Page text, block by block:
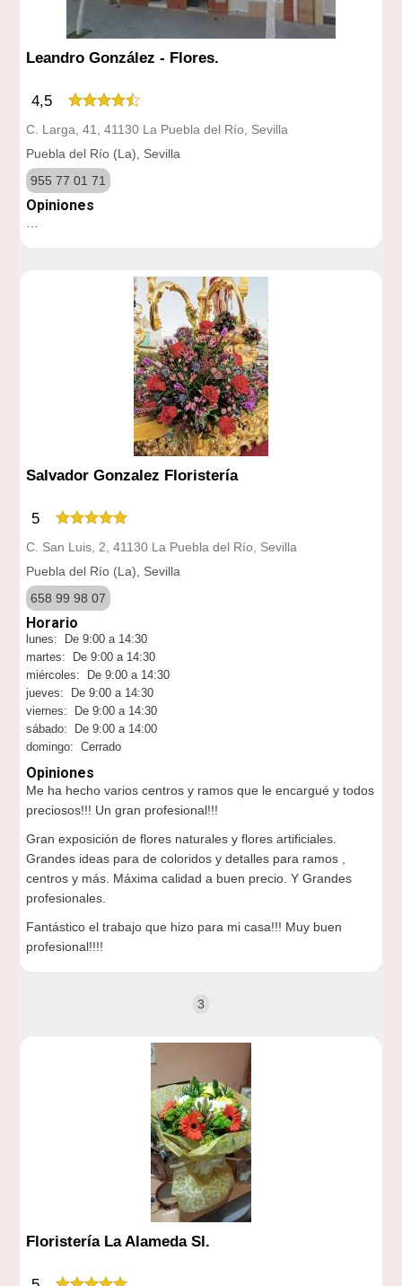
Leandro González - Flores.
4,5
C. Larga, 41, 41130 La Puebla del Río, Sevilla
Puebla del Río (La), Sevilla
955 77 01 71
Opiniones
Salvador Gonzalez Floristería
5
C. San Luis, 2, 41130 La Puebla del Río, Sevilla
Puebla del Río (La), Sevilla
658 99 98 07
Horario
lunes: De 9:00 a 14:30
martes: De 9:00 a 14:30
miércoles: De 9:00 a 14:30
jueves: De 9:00 a 14:30
viernes: De 9:00 a 14:30
sábado: De 9:00 a 14:00
domingo: Cerrado
Opiniones
Me ha hecho varios centros y ramos que le encargué y todos
preciosos!!! Un gran profesional!!!
Gran exposición de flores naturales y flores artificiales.
Grandes ideas para de coloridos y detalles para ramos ,
centros y más. Máxima calidad a buen precio. Y Grandes
profesionales.
Fantástico el trabajo que hizo para mi casa!!! Muy buen
profesional!!!!
3
Floristería La Alameda Sl.